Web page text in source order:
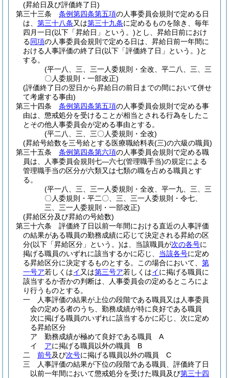
(昇給日及び評価終了日)
第三十三条
条例第四条第五項の人事委員会規則で定める日
は、 第三十八条又は第三十九条に定めるものを除き、毎年
四月一日(以下「昇給日」という。)とし、昇給日前におけ
る同項の人事委員会規則で定める日は、昇給日前一年間に
おける人事評価の終了日(以下「評価終了日」という。)と
する。
(平一八、三、三一人委規則・全改、平二八、三、三
〇人委規則・一部改正)
(評価終了日の翌日から昇給日の前日までの間において併せ
て考慮する事由)
第三十四条
条例第四条第五項の人事委員会規則で定める事
由は、懲戒処分を受けることが相当とされる行為をしたこ
とその他人事委員会が定める事由とする。
(平二八、三、三〇人委規則・全改)
(昇給号給数を三号給とする医療職給料表(三)の六級の職員)
第三十五条
条例第四条第六項の人事委員会規則で定める職
員は、人事委員会規則七―六七(管理職手当)の規定による
管理職手当の区分が六類又は七類の職を占める職員とす
る。
(平一八、三、三一人委規則・全改、平一九、三、三
〇人委規則・平二〇、三、三一人委規則・令七、
三、三一人委規則・一部改正)
(昇給区分及び昇給の号給数)
第三十六条
評価終了日以前一年間における直近の人事評価
の結果がある職員の勤務成績に応じて決定される昇給の区
分(以下「昇給区分」という。)は、当該職員が次の各号に
掲げる職員のいずれに該当するかに応じ、 当該各号に定め
る昇給区分に決定するものとする。
この場合において、 第
一号ア若しくはイ 又は第三号ア若しくはイに掲げる職員に
該当するか否かの判断は、人事委員会の定めるところによ
り行うものとする。
一
人事評価の結果が上位の段階である職員又は人事委員
会の定める者のうち、勤務成績が特に良好である職員
次に掲げる職員のいずれに該当するかに応じ、次に定め
る昇給区分
ア
勤務成績が極めて良好である職員 A
イ
アに掲げる職員以外の職員 B
二
前号及び次号に掲げる職員以外の職員 C
三
人事評価の結果が下位の段階である職員、評価終了日
以前一年間において懲戒処分を受けた職員及び第三十四